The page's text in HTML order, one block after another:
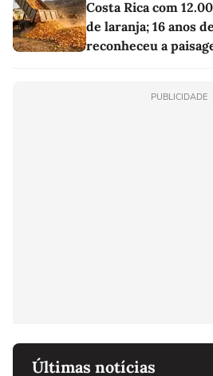
Costa Rica com
de laranja; 16 anos
reconheceu a
PUBLICIDADE
Últimas notícias